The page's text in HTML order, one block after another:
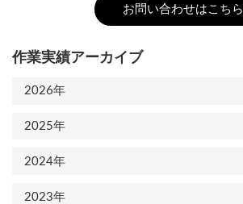
送
り
お問い合わせはこちら
作業実績アーカイブ
2026年
2025年
2024年
2023年